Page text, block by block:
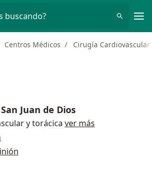
buscando?
Centros Médicos Cirugía Cardiovascular
Juan de Dios
y torácica ver más